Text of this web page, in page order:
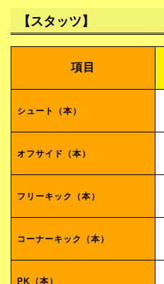
【スタッツ】
項目
シュート（本）
オフサイド （本）
フリーキック（本）
コーナーキック（本）
PK（本）